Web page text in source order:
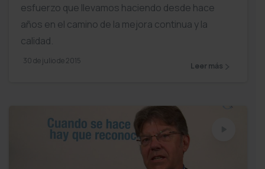
esfuerzo que llevamos haciendo desde hace
años en el camino de la mejora continua y la
calidad.
30 de julio de 2015
Leer más